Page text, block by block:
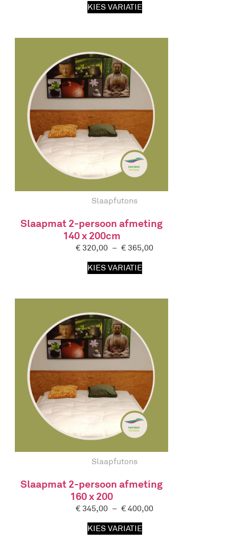
KIES VARIATIE
Slaapfutons
Slaapmat 2-persoon afmeting
140 x 200cm
€ 320,00 – € 365,00
KIES VARIATIE
Slaapfutons
Slaapmat 2-persoon afmeting
160 x 200
€ 345,00 – € 400,00
KIES VARIATIE